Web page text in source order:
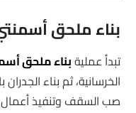
بناء ملحق
تبدأ عمليةبناء ملحق
الخرسانية، ثم بناء
صب السقف وتنفيذ أعمال